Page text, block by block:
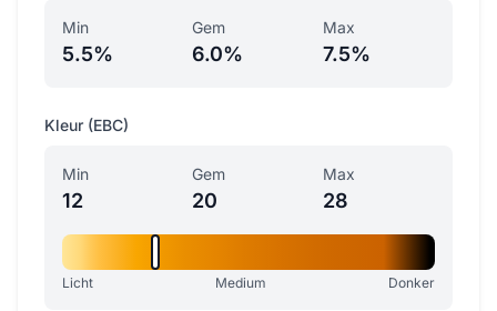
Min
5.5%
Gem
6.0%
Max
7.5%
Kleur (EBC)
Min
12
Gem
20
Max
28
Licht Medium Donker